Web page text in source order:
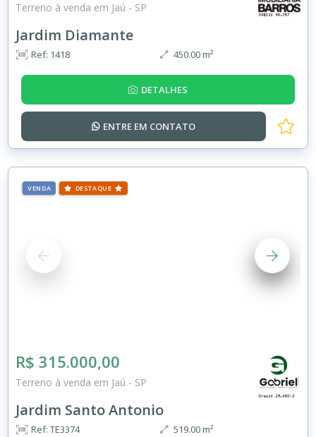
Terreno à venda em Jaú - SP
Jardim Diamante
Ref: 1418 450.00 m²
DETALHES
ENTRE EM CONTATO
VENDA DESTAQUE
R$ 315.000,00
Terreno à venda em Jaú - SP
Jardim Santo Antonio
Ref: TE3374 519.00 m²